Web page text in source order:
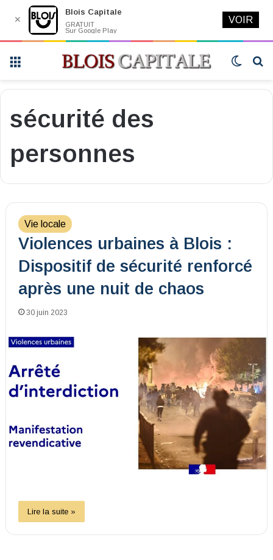
Switch
sécurité des
personnes
Vie locale
Violences urbaines à Blois :
Dispositif de sécurité renforcé
après une nuit de chaos
30 juin 2023
Lire la suite »
✕
Blois Capitale
GRATUIT
Sur Google Play
VOIR